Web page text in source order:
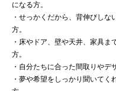
になる方。
・せっかくだから、背伸びし
方。
・床やドア、壁や天井、家具
方。
・自分たちに合った間取りやデ
・夢や希望をしっかり聞いて